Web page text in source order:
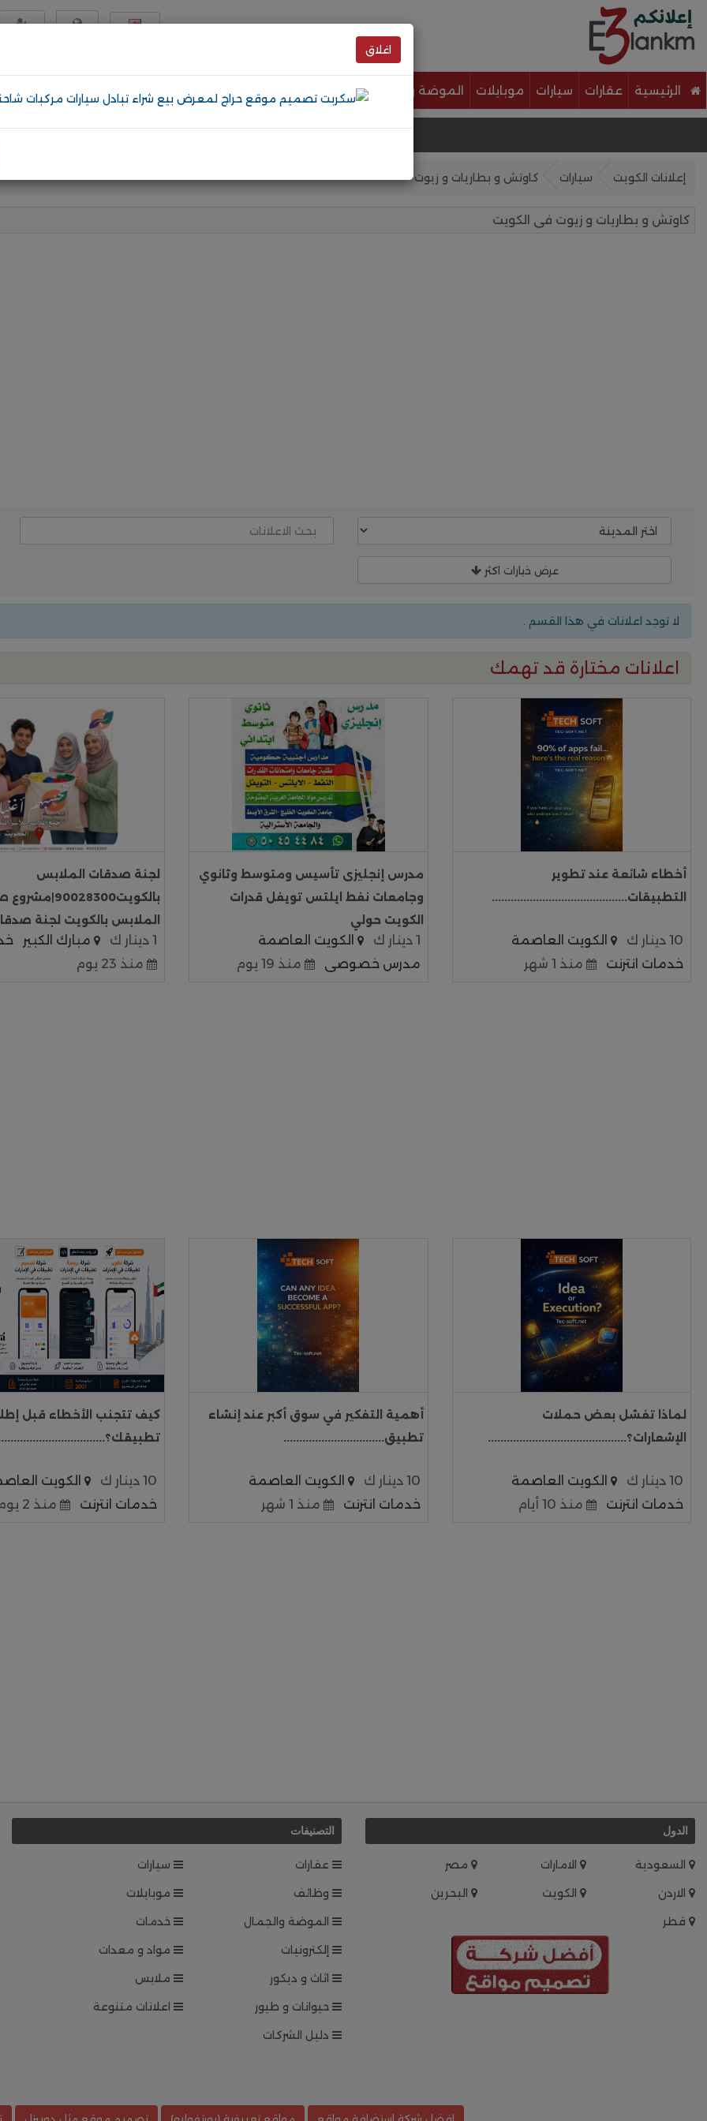
الرئيسية عقارات سيارات موبايلات الموضة والجمال خدمات إلكترونيات مواد و معدات اثاث و ديكور عرض المزيد
إعلانات الكويت سيارات كاوتش و بطاريات و زيوت
كاوتش و بطاريات و زيوت فى الكويت
عرض خيارات اكثر
لا توجد اعلانات في هذا القسم .
اعلانات مختارة قد تهمك
أخطاء شائعة عند تطوير
التطبيقات...........................................
10 دينار ك
الكويت العاصمة
خدمات انترنت
منذ 1 شهر
مدرس إنجليزى تأسيس ومتوسط وثانوي
وجامعات نفط ايلتس تويفل قدرات
الكويت حولي
1 دينار ك
الكويت العاصمة
مدرس خصوصى
منذ 19 يوم
لجنة صدقات الملابس
الملابس بالكويت لجنة
1 دينار ك مبارك الكبير
منذ 23 يوم
لماذا تفشل بعض حملات
الإشعارات؟............................................
10 دينار ك
الكويت العاصمة
خدمات انترنت
منذ 10 أيام
أهمية التفكير في سوق أكبر عند إنشاء
تطبيق................................
10 دينار ك
الكويت العاصمة
خدمات انترنت
منذ 1 شهر
كيف تتجنب الأخطاء قبل
10 دينار ك
الكويت
خدمات انترنت
منذ 2 يوم
الدول
السعودية الامارات
مصر
الاردن
الكويت
البحرين
قطر
التصنيفات
عقارات
سيارات
وظائف
موبايلات
الموضة والجمال
خدمات
إلكترونيات
مواد و معدات
اثاث و ديكور
ملابس
حيوانات و طيور
اعلانات متنوعة
دليل الشركات
افضل شركة استضافة مواقع مواقع تعريفية (بورتفوليو) تصميم موقع مثل دوبيزل
اغلاق